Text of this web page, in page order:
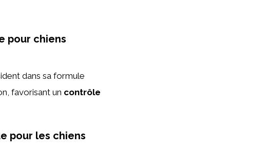
pour chiens
dans sa formule
favorisant un contrôle
pour les chiens